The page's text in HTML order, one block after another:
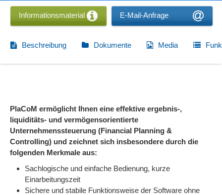
Informationsmaterial E-Mail-Anfrage
Beschreibung Dokumente Media
PlaCoM ermöglicht Ihnen eine effektive ergebnis-,
liquiditäts- und vermögensorientierte
Unternehmenssteuerung (Financial Planning &
Controlling) und zeichnet sich insbesondere durch die
folgenden Merkmale aus:
Sachlogische und einfache Bedienung, kurze
Einarbeitungszeit
Sichere und stabile Funktionsweise der Software ohne